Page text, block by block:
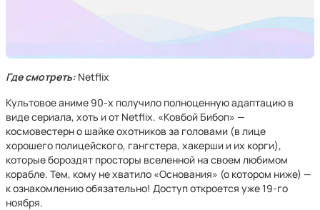
Где смотреть: Netflix
Культовое аниме 90-х получило полноценную адаптацию в
виде сериала, хоть и от Netflix. «Ковбой Бибоп» —
космовестерн о шайке охотников за головами (в лице
хорошего полицейского, гангстера, хакерши и их корги),
которые бороздят просторы вселенной на своем любимом
корабле. Тем, кому не хватило «Основания» (о котором ниже) —
к ознакомлению обязательно! Доступ откроется уже 19-го
ноября.